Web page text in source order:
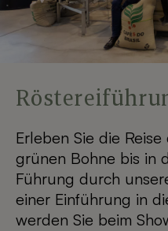
Erleben Sie die
grünen Bohne bis in
Führung durch
einer Einführung in
werden Sie beim